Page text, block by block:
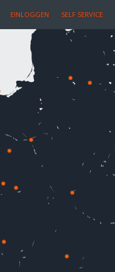
EINLOGGEN SELF SERVICE